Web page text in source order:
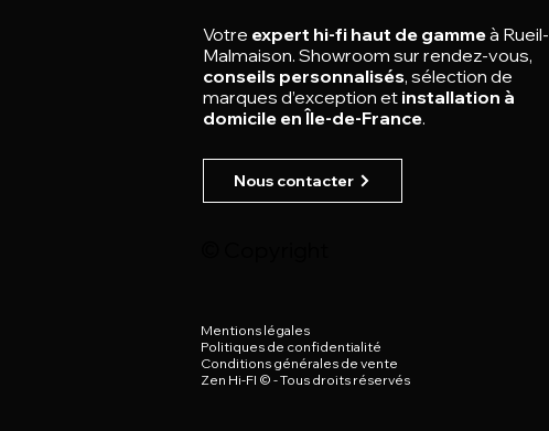
Votre expert hi-fi haut de gammeà Rueil-
Malmaison. Showroom sur rendez-vous,
conseils personnalisés, sélection de
marques d’exception et installation à
domicile en Île-de-France.
Nous contacter
Mentions légales
Politiques de confidentialité
Conditions générales de vente
Zen Hi-FI © -Tous droits réservés